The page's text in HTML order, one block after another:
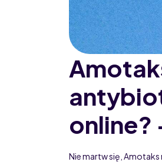
online?
Nie martw się,